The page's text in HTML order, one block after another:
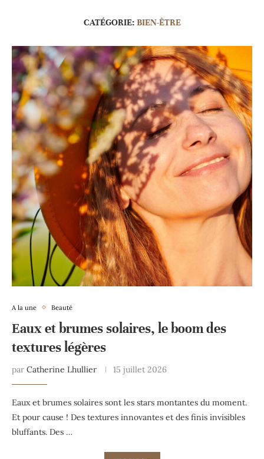
CATÉGORIE: BIEN-ÊTRE
A la une Beauté
Eaux et brumes solaires, le boom des
textures légères
par Catherine Lhullier 15 juillet 2026
Eaux et brumes solaires sont les stars montantes du moment.
Et pour cause ! Des textures innovantes et des finis invisibles
bluffants. Des …